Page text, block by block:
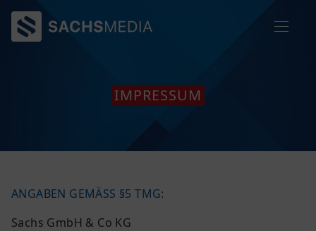
IMPRESSUM
ANGABEN GEMÄSS §5 TMG:
Sachs GmbH & Co KG